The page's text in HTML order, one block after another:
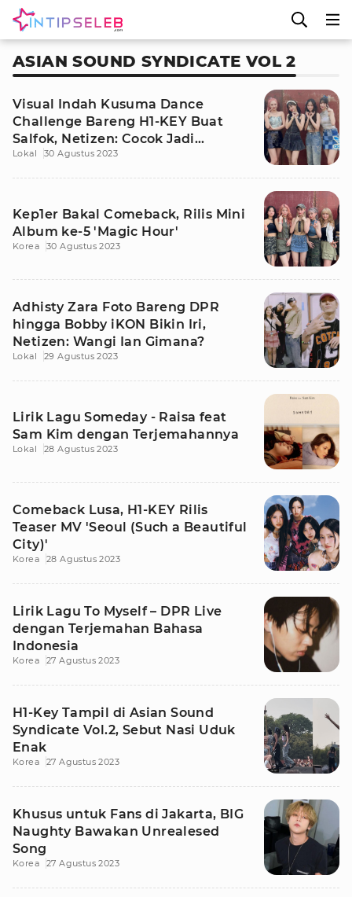
ASIAN SOUND SYNDICATE VOL 2
Visual Indah Kusuma Dance
Challenge Bareng H1-KEY Buat
Salfok, Netizen: Cocok Jadi
Member ke-5
Lokal 30 Agustus 2023
Kep1er Bakal Comeback, Rilis Mini
Album ke-5 'Magic Hour'
Korea 30 Agustus 2023
Adhisty Zara Foto Bareng DPR
hingga Bobby iKON Bikin Iri,
Netizen: Wangi Ian Gimana?
Lokal 29 Agustus 2023
Lirik Lagu Someday - Raisa feat
Sam Kim dengan Terjemahannya
Lokal 28 Agustus 2023
Comeback Lusa, H1-KEY Rilis
Teaser MV 'Seoul (Such a Beautiful
City)'
Korea 28 Agustus 2023
Lirik Lagu To Myself – DPR Live
dengan Terjemahan Bahasa
Indonesia
Korea 27 Agustus 2023
H1-Key Tampil di Asian Sound
Syndicate Vol.2, Sebut Nasi Uduk
Enak
Korea 27 Agustus 2023
Khusus untuk Fans di Jakarta, BIG
Naughty Bawakan Unrealesed
Song
Korea 27 Agustus 2023